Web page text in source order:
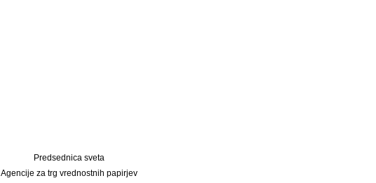
Predsednica sveta
Agencije za trg vrednostnih papirjev